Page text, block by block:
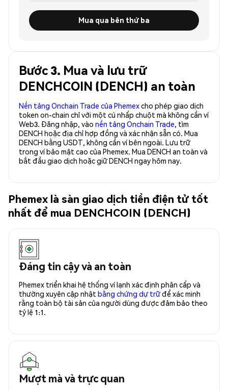
Mua qua bên thứ ba
Bước 3. Mua và lưu trữ
DENCHCOIN (DENCH) an toàn
Nền tảng Onchain Trade của Phemexcho phép giao dịch
token on-chain chỉ với một cú nhấp chuột mà không cần ví
Web3. Đăng nhập, vào nền tảng Onchain Trade, tìm
DENCH hoặc địa chỉ hợp đồng và xác nhận sẵn có. Mua
DENCH bằng USDT, không cần ví bên ngoài. Lưu trữ
trong ví bảo mật cao của Phemex. Mua DENCH an toàn và
bắt đầu giao dịch hoặc giữ DENCH ngay hôm nay.
Phemex là sàn giao dịch tiền điện tử tốt
nhất để mua DENCHCOIN (DENCH)
Đáng tin cậy và an toàn
Phemex triển khai hệ thống ví lạnh xác định phân cấp và
thường xuyên cập nhật bằng chứng dự trữđể xác minh
rằng toàn bộ tài sản của người dùng được đảm bảo theo
tỷ lệ 1:1.
Mượt mà và trực quan